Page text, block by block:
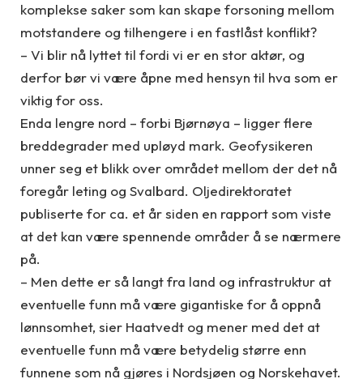
komplekse saker som kan skape forsoning mellom
motstandere og tilhengere i en fastlåst konflikt?
– Vi blir nå lyttet til fordi vi er en stor aktør, og
derfor bør vi være åpne med hensyn til hva som er
viktig for oss.
Enda lengre nord – forbi Bjørnøya – ligger flere
breddegrader med upløyd mark. Geofysikeren
unner seg et blikk over området mellom der det nå
foregår leting og Svalbard. Oljedirektoratet
publiserte for ca. et år siden en rapport som viste
at det kan være spennende områder å se nærmere
på.
– Men dette er så langt fra land og infrastruktur at
eventuelle funn må være gigantiske for å oppnå
lønnsomhet, sier Haatvedt og mener med det at
eventuelle funn må være betydelig større enn
funnene som nå gjøres i Nordsjøen og Norskehavet.